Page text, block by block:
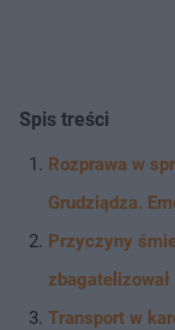
Spis treści
Rozprawa w
Grudziądza.
Przyczyny
Transport w